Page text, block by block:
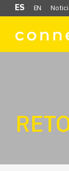
ES EN